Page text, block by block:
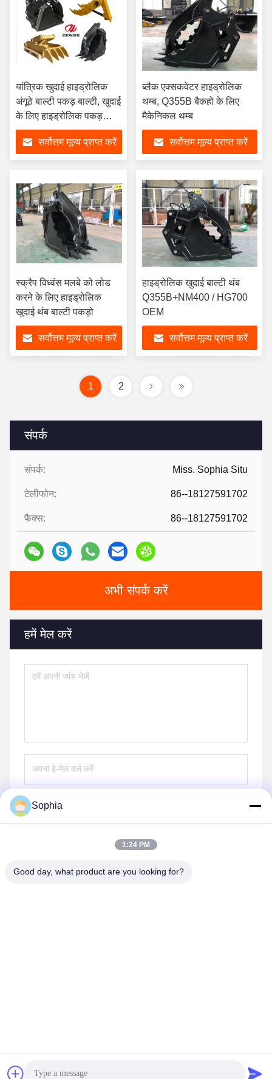
संपर्क
संपर्क: Miss. Sophia Situ
टेलीफोन: 86--18127591702
फैक्स: 86--18127591702
अभी संपर्क करें
हमें मेल करें
यांत्रिक खुदाई हाइड्रोलिक
अंगूठे बाल्टी पकड़ बाल्टी, खुदाई
के लिए हाइड्रोलिक पकड़
बाल्टी
सर्वोत्तम मूल्य प्राप्त करें
ब्लैक एक्सकवेटर हाइड्रोलिक
थम्ब, Q355B बैकहो के लिए
मैकेनिकल थम्ब
सर्वोत्तम मूल्य प्राप्त करें
स्क्रैप विध्वंस मलबे को लोड
करने के लिए हाइड्रोलिक
खुदाई थंब बाल्टी पकड़ो
सर्वोत्तम मूल्य प्राप्त करें
हाइड्रोलिक खुदाई बाल्टी थंब
Q355B+NM400 / HG700
OEM
सर्वोत्तम मूल्य प्राप्त करें
1 2
Sophia
1:24 PM
Good day, what product are you looking for?